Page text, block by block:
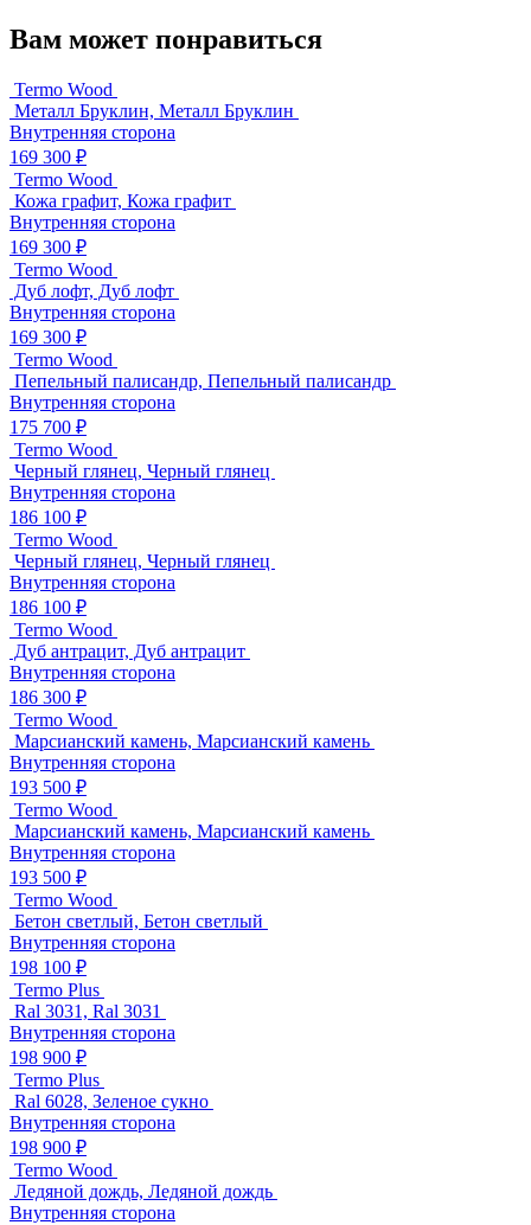
Вам может понравиться
Termo Wood
Металл Бруклин, Металл Бруклин
Внутренняя сторона
169 300 ₽
Termo Wood
Кожа графит, Кожа графит
Внутренняя сторона
169 300 ₽
Termo Wood
Дуб лофт, Дуб лофт
Внутренняя сторона
169 300 ₽
Termo Wood
Пепельный палисандр, Пепельный палисандр
Внутренняя сторона
175 700 ₽
Termo Wood
Черный глянец, Черный глянец
Внутренняя сторона
186 100 ₽
Termo Wood
Черный глянец, Черный глянец
Внутренняя сторона
186 100 ₽
Termo Wood
Дуб антрацит, Дуб антрацит
Внутренняя сторона
186 300 ₽
Termo Wood
Марсианский камень, Марсианский камень
Внутренняя сторона
193 500 ₽
Termo Wood
Марсианский камень, Марсианский камень
Внутренняя сторона
193 500 ₽
Termo Wood
Бетон светлый, Бетон светлый
Внутренняя сторона
198 100 ₽
Termo Plus
Ral 3031, Ral 3031
Внутренняя сторона
198 900 ₽
Termo Plus
Ral 6028, Зеленое сукно
Внутренняя сторона
198 900 ₽
Termo Wood
Ледяной дождь, Ледяной дождь
Внутренняя сторона